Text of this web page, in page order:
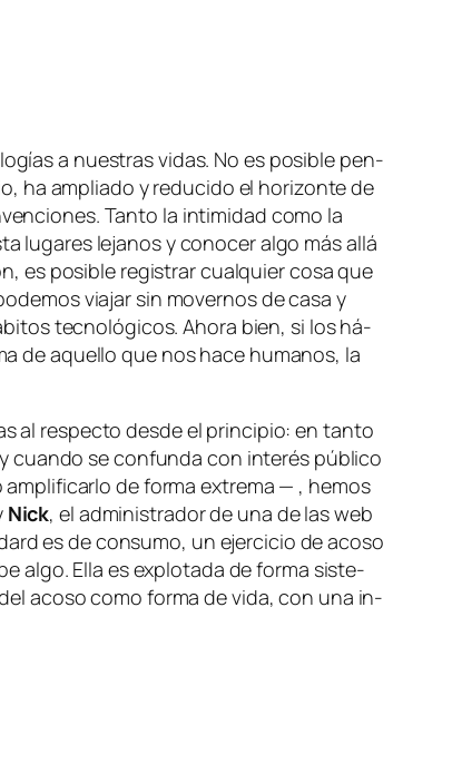
a nues­tras vi­das. No es po­si­ble pen­
ha am­plia­do y re­du­ci­do el ho­ri­zon­te de
Tanto la in­ti­mi­dad co­mo la
lu­ga­res le­ja­nos y co­no­cer al­go más allá
es po­si­ble re­gis­trar cual­quier co­sa que
via­jar sin mo­ver­nos de ca­sa y
tec­no­ló­gi­cos. Ahora bien, si los há­
de aque­llo que nos ha­ce hu­ma­nos, la
al res­pec­to des­de el prin­ci­pio: en tan­to
cuan­do se con­fun­da con in­te­rés pú­bli­co
de for­ma ex­tre­ma — , he­mos
Nick, el ad­mi­nis­tra­dor de una de las web
es de con­su­mo, un ejer­ci­cio de aco­so
al­go. Ella es ex­plo­ta­da de for­ma sis­te­
aco­so co­mo for­ma de vi­da, con una in­